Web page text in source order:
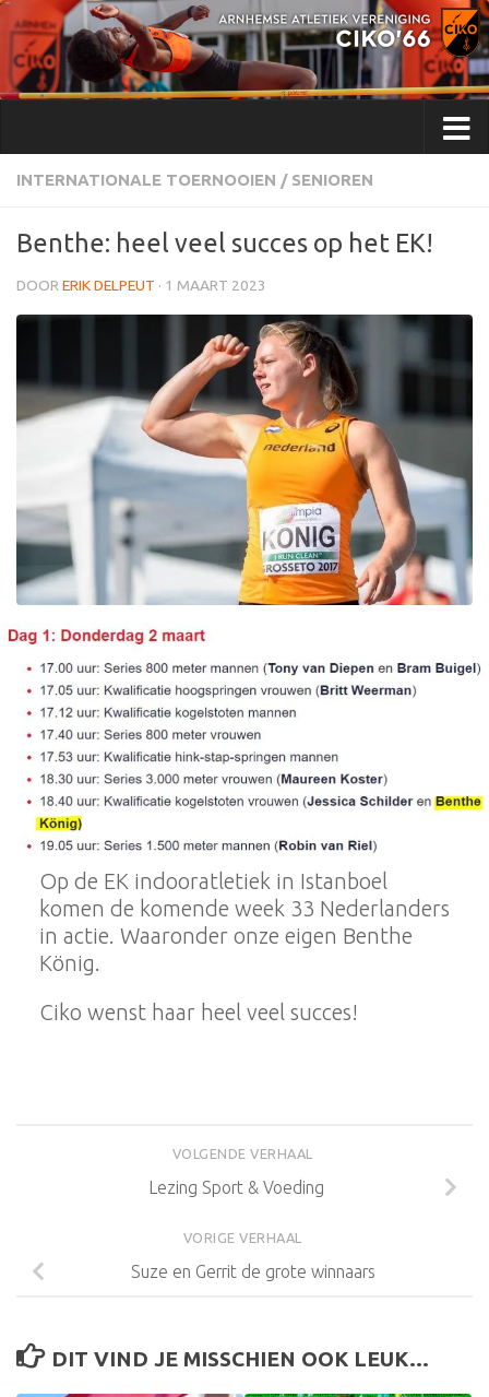
Doorgaan naar inhoud
INTERNATIONALE TOERNOOIEN / SENIOREN
Benthe: heel veel succes op het EK!
DOOR ERIK DELPEUT · 1 MAART 2023
Op de EK indooratletiek in Istanboel
komen de komende week 33 Nederlanders
in actie. Waaronder onze eigen Benthe
König.
Ciko wenst haar heel veel succes!
VOLGENDE VERHAAL
Lezing Sport & Voeding
VORIGE VERHAAL
Suze en Gerrit de grote winnaars
DIT VIND JE MISSCHIEN OOK LEUK...